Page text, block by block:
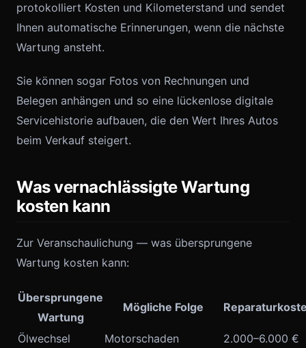
protokolliert Kosten und Kilometerstand und sendet
Ihnen automatische Erinnerungen, wenn die nächste
Wartung ansteht.
Sie können sogar Fotos von Rechnungen und
Belegen anhängen und so eine lückenlose digitale
Servicehistorie aufbauen, die den Wert Ihres Autos
beim Verkauf steigert.
Was vernachlässigte Wartung
kosten kann
Zur Veranschaulichung — was übersprungene
Wartung kosten kann:
Übersprungene
Wartung
Mögliche Folge
Ölwechsel Motorschaden 2.000–6.000 €